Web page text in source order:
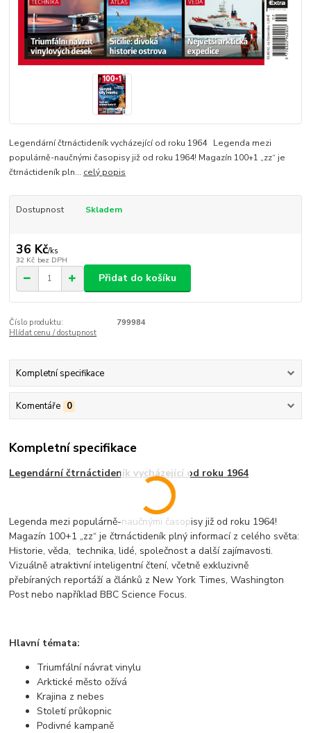
Legendární čtrnáctideník vycházející od roku 1964 Legenda mezi
populárně-naučnými časopisy již od roku 1964! Magazín 100+1 „zz“ je
čtrnáctideník pln... celý popis
Dostupnost Skladem
36 Kč/ks
32 Kč bez DPH
Přidat do košíku
Číslo produktu:
799984
Hlídat cenu / dostupnost
Kompletní specifikace
Komentáře 0
Kompletní specifikace
Legendární čtrnáctideník vycházející od roku 1964
Legenda mezi populárně-naučnými časopisy již od roku 1964!
Magazín 100+1 „zz“ je čtrnáctideník plný informací z celého světa:
Historie, věda, technika, lidé, společnost a další zajímavosti.
Vizuálně atraktivní inteligentní čtení, včetně exkluzivně
přebíraných reportáží a článků z New York Times, Washington
Post nebo například BBC Science Focus.
Hlavní témata:
Triumfální návrat vinylu
Arktické město ožívá
Krajina z nebes
Století průkopnic
Podivné kampaně